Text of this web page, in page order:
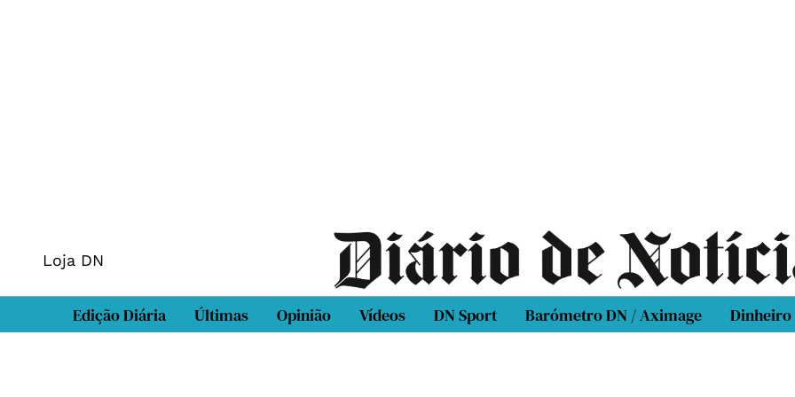
Loja DN
Edição Diária Últimas Opinião Vídeos DN Sport Barómetro DN / Aximage Dinheiro